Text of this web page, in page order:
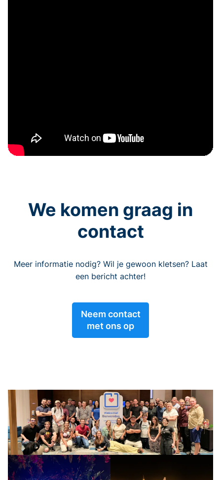
We komen graag in
contact
Meer informatie nodig? Wil je gewoon kletsen? Laat
een bericht achter!
Neem contact
met ons op